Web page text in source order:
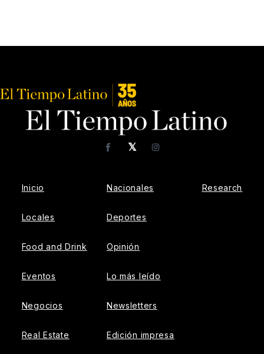
𝕏
FacebookInstagram
Inicio
Locales
Food and Drink
Eventos
Negocios
Real Estate
Nacionales
Deportes
Opinión
Lo más leído
Newsletters
Edición impresa
Research